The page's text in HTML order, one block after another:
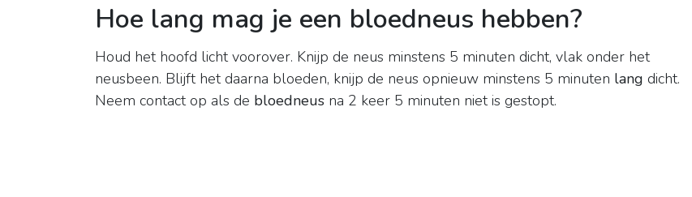
Hoe lang mag je een bloedneus hebben?
Houd het hoofd licht voorover. Knijp de neus minstens 5 minuten dicht, vlak onder het
neusbeen. Blijft het daarna bloeden, knijp de neus opnieuw minstens 5 minuten lang dicht.
Neem contact op als de bloedneus na 2 keer 5 minuten niet is gestopt.